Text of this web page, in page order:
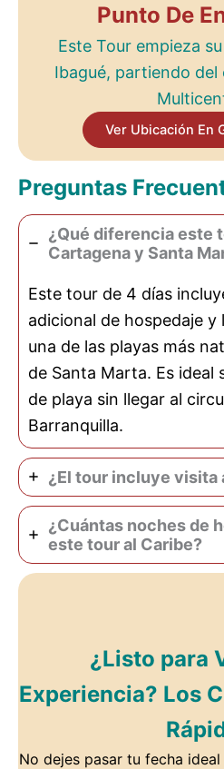
Punto De
Este Tour empieza
Ibagué, partiendo
Ver Ubicación En
Preguntas
¿Qué diferencia este
Cartagena y Santa
Este tour de 4 días
adicional de hospedaje y
una de las playas más
de Santa Marta. Es ideal
de playa sin llegar al
Barranquilla.
¿El tour incluye visita
¿Cuántas noches de
este tour al Caribe?
¿Listo para
Experiencia? Los
No dejes pasar tu fecha